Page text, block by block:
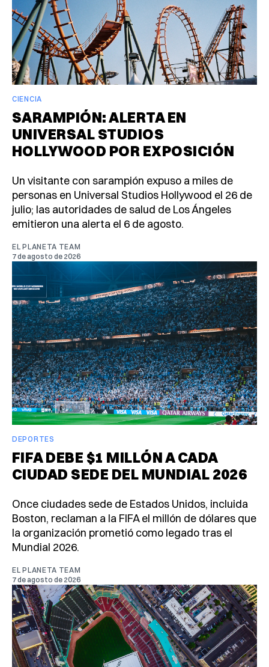
CIENCIA
SARAMPIÓN: ALERTA EN
UNIVERSAL STUDIOS
HOLLYWOOD POR EXPOSICIÓN
Un visitante con sarampión expuso a miles de
personas en Universal Studios Hollywood el 26 de
julio; las autoridades de salud de Los Ángeles
emitieron una alerta el 6 de agosto.
EL PLANETA TEAM
7 de agosto de 2026
DEPORTES
FIFA DEBE $1 MILLÓN A CADA
CIUDAD SEDE DEL MUNDIAL 2026
Once ciudades sede de Estados Unidos, incluida
Boston, reclaman a la FIFA el millón de dólares que
la organización prometió como legado tras el
Mundial 2026.
EL PLANETA TEAM
7 de agosto de 2026